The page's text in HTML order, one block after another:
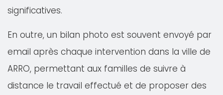
significatives.
En outre, un bilan photo est souvent envoyé par
email après chaque intervention dans la ville de
ARRO, permettant aux familles de suivre à
distance le travail effectué et de proposer des